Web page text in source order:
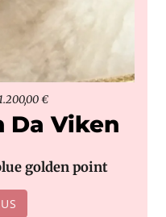
€
Da Viken
golden point